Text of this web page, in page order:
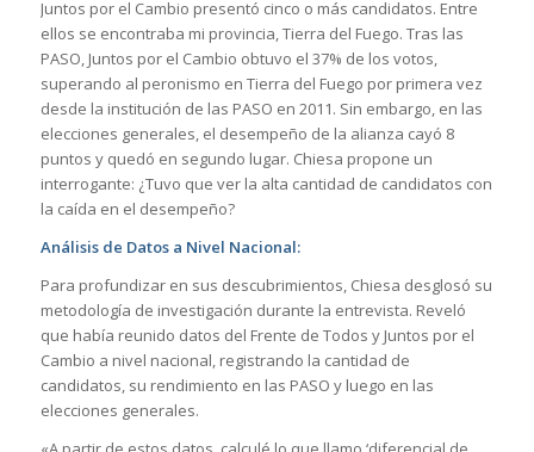
Juntos por el Cambio presentó cinco o más candidatos. Entre
ellos se encontraba mi provincia, Tierra del Fuego. Tras las
PASO, Juntos por el Cambio obtuvo el 37% de los votos,
superando al peronismo en Tierra del Fuego por primera vez
desde la institución de las PASO en 2011. Sin embargo, en las
elecciones generales, el desempeño de la alianza cayó 8
puntos y quedó en segundo lugar. Chiesa propone un
interrogante: ¿Tuvo que ver la alta cantidad de candidatos con
la caída en el desempeño?
Análisis de Datos a Nivel Nacional:
Para profundizar en sus descubrimientos, Chiesa desglosó su
metodología de investigación durante la entrevista. Reveló
que había reunido datos del Frente de Todos y Juntos por el
Cambio a nivel nacional, registrando la cantidad de
candidatos, su rendimiento en las PASO y luego en las
elecciones generales.